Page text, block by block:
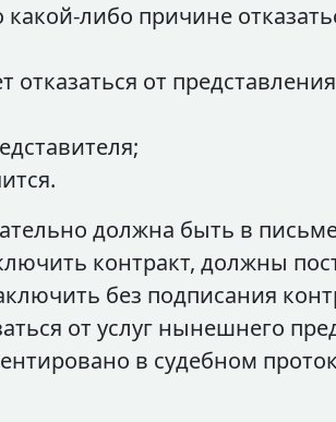
либо причине
отказаться от
должна быть в
контракт, должны
без подписания
от услуг нынешнего
в судебном